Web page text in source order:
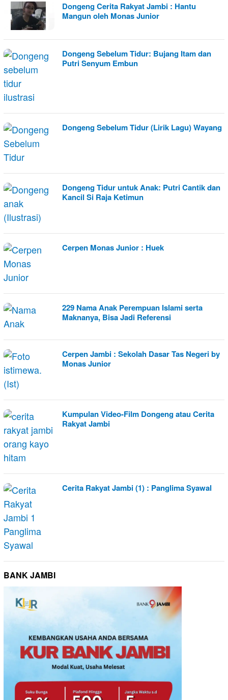
Dongeng Cerita Rakyat Jambi : Hantu
Mangun oleh Monas Junior
Dongeng Sebelum Tidur: Bujang Itam dan
Putri Senyum Embun
Dongeng Sebelum Tidur (Lirik Lagu) Wayang
Dongeng Tidur untuk Anak: Putri Cantik dan
Kancil Si Raja Ketimun
Cerpen Monas Junior : Huek
229 Nama Anak Perempuan Islami serta
Maknanya, Bisa Jadi Referensi
Cerpen Jambi : Sekolah Dasar Tas Negeri by
Monas Junior
Kumpulan Video-Film Dongeng atau Cerita
Rakyat Jambi
Cerita Rakyat Jambi (1) : Panglima Syawal
BANK JAMBI